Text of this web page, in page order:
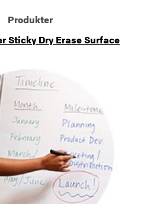
Produkter
Sticky Dry Erase Surface